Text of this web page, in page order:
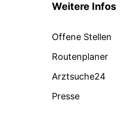
Weitere Infos
Offene Stellen
Routenplaner
Arztsuche24
Presse